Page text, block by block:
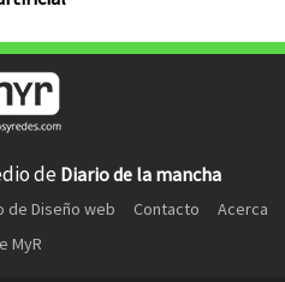
de Diario de la mancha
de Diseño web Contacto
Acerca
MyR